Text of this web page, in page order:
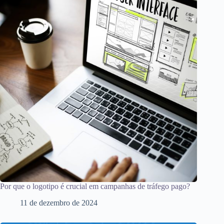
Por que o logotipo é crucial em campanhas de tráfego pago?
11 de dezembro de 2024